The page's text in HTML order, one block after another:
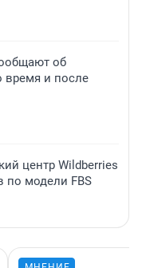
об
время и после
центр Wildberries
по модели FBS